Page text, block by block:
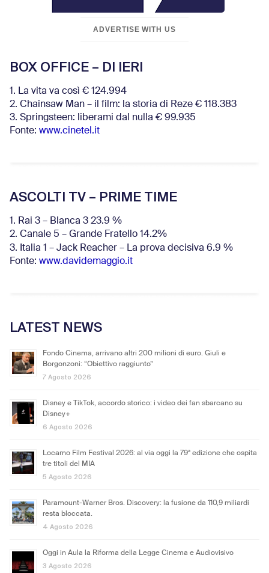
ADVERTISE WITH US
BOX OFFICE – DI IERI
1. La vita va così € 124.994
2. Chainsaw Man – il film: la storia di Reze € 118.383
3. Springsteen: liberami dal nulla € 99.935
Fonte: www.cinetel.it
ASCOLTI TV – PRIME TIME
1. Rai 3 – Blanca 3 23.9 %
2. Canale 5 – Grande Fratello 14.2%
3. Italia 1 – Jack Reacher – La prova decisiva 6.9 %
Fonte: www.davidemaggio.it
LATEST NEWS
Fondo Cinema, arrivano altri 200 milioni di euro. Giuli e
Borgonzoni: “Obiettivo raggiunto”
7 Agosto 2026
Disney e TikTok, accordo storico: i video dei fan sbarcano su
Disney+
6 Agosto 2026
Locarno Film Festival 2026: al via oggi la 79ª edizione che ospita
tre titoli del MIA
5 Agosto 2026
Paramount-Warner Bros. Discovery: la fusione da 110,9 miliardi
resta bloccata.
4 Agosto 2026
Oggi in Aula la Riforma della Legge Cinema e Audiovisivo
3 Agosto 2026